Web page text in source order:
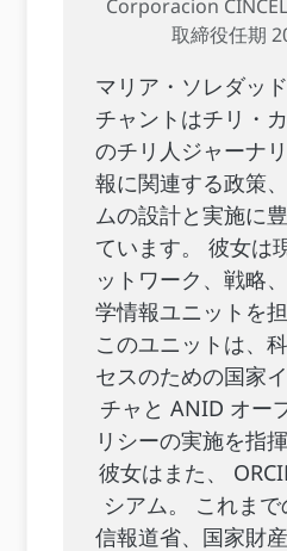
Corporacion
取締役任期
マリア・ソレダッ
チャントはチリ・
のチリ人ジャーナ
報に関連する政策
ムの設計と実施に
ています。 彼女は
ットワーク、戦略
学情報ユニットを
このユニットは、
セスのための国家
チャと ANID オー
リシーの実施を指
彼女はまた、
シアム。 これま
信報道省、国家財